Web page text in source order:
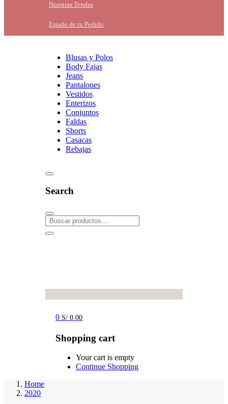
Nuestras Tendas
Estado de tu Pedido
Blusas y Polos
Body Fajas
Jeans
Pantalones
Vestidos
Enterizos
Conjuntos
Faldas
Shorts
Casacas
Rebajas
Search
0 S/ 0.00
Shopping cart
Your cart is empty
Continue Shopping
Home
2020